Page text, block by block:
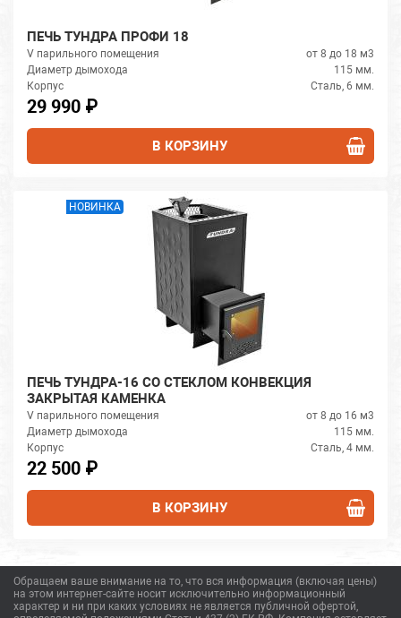
ПЕЧЬ ТУНДРА ПРОФИ 18
V парильного помещения
от 8 до 18 м3
Диаметр дымохода
115 мм.
Корпус
Сталь, 6 мм.
29 990 ₽
В КОРЗИНУ
НОВИНКА
ПЕЧЬ ТУНДРА-16 СО СТЕКЛОМ КОНВЕКЦИЯ
ЗАКРЫТАЯ КАМЕНКА
V парильного помещения
от 8 до 16 м3
Диаметр дымохода
115 мм.
Корпус
Сталь, 4 мм.
22 500 ₽
В КОРЗИНУ
Обращаем ваше внимание на то, что вся информация (включая цены)
на этом интернет-сайте носит исключительно информационный
характер и ни при каких условиях не является публичной офертой,